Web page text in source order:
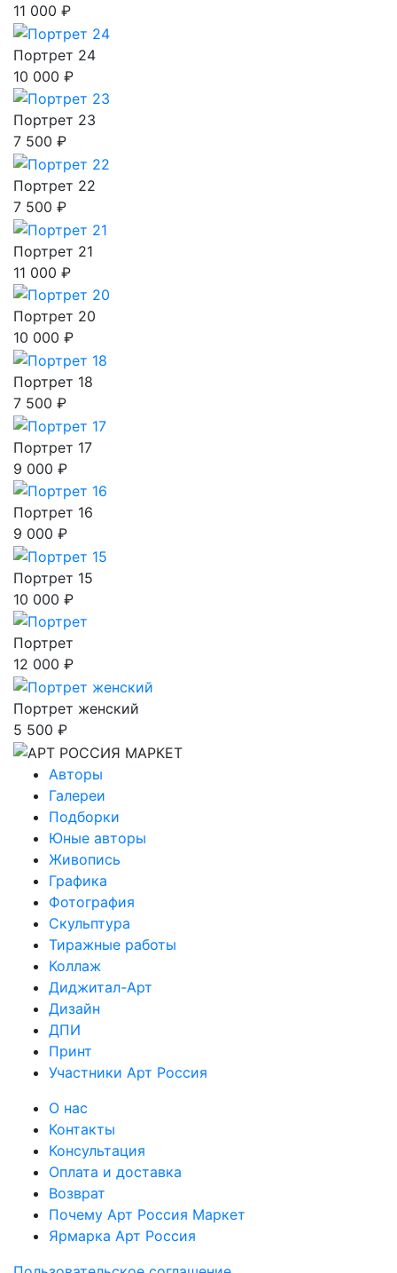
11 000 ₽
Портрет 24
10 000 ₽
Портрет 23
7 500 ₽
Портрет 22
7 500 ₽
Портрет 21
11 000 ₽
Портрет 20
10 000 ₽
Портрет 18
7 500 ₽
Портрет 17
9 000 ₽
Портрет 16
9 000 ₽
Портрет 15
10 000 ₽
Портрет
12 000 ₽
Портрет женский
5 500 ₽
Авторы
Галереи
Подборки
Юные авторы
Живопись
Графика
Фотография
Скульптура
Тиражные работы
Коллаж
Диджитал-Арт
Дизайн
ДПИ
Принт
Участники Арт Россия
О нас
Контакты
Консультация
Оплата и доставка
Возврат
Почему Арт Россия Маркет
Ярмарка Арт Россия